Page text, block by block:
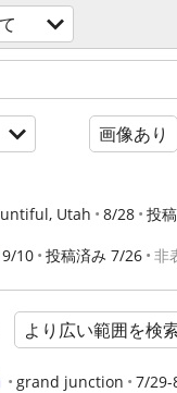
画像あり
Utah 8/28 投
9/10 投稿済み 7/26 非
より広い範囲を検
grand junction 7/29-